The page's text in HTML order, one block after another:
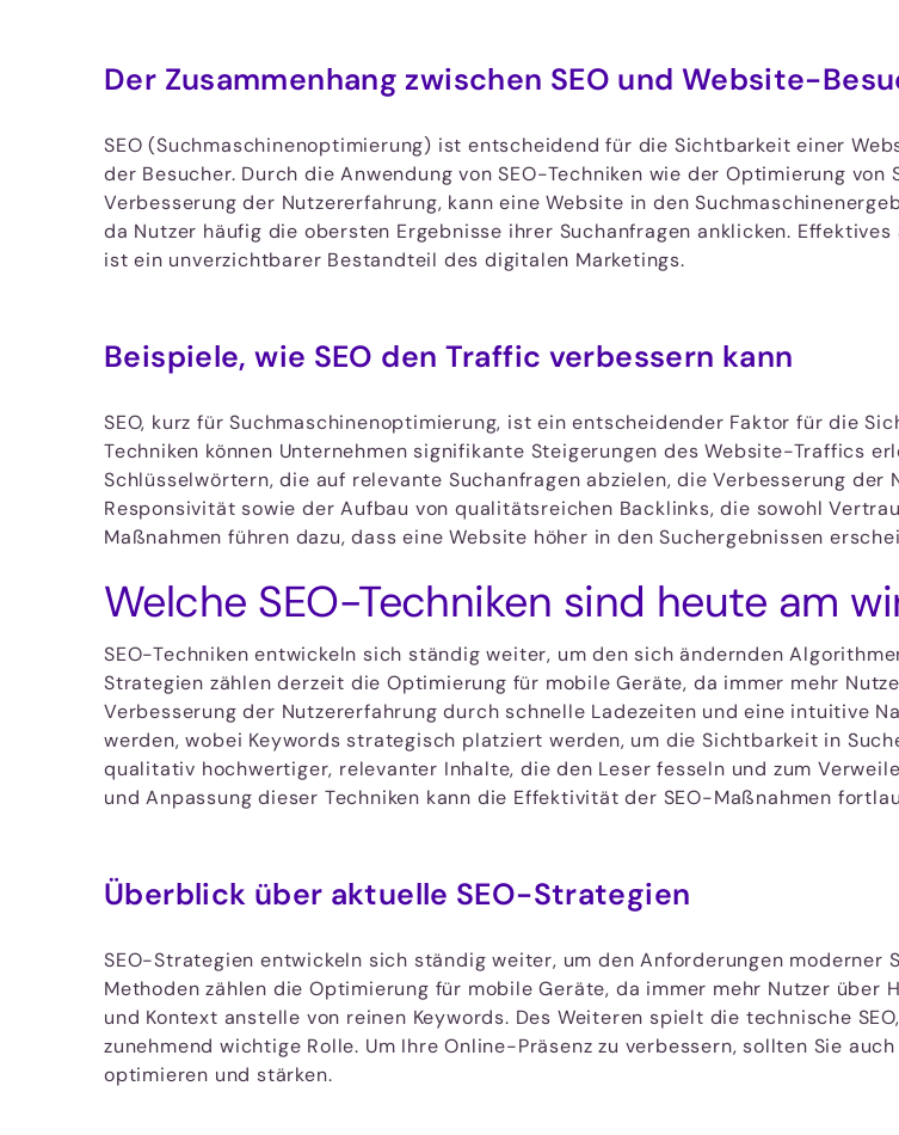
Der Zusammenhang zwischen SEO und Website-
SEO (Suchmaschinenoptimierung) ist entscheidend für die Sichtbarkeit einer
der Besucher. Durch die Anwendung von SEO-Techniken wie der Optimierung
Verbesserung der Nutzererfahrung, kann eine Website in den
da Nutzer häufig die obersten Ergebnisse ihrer Suchanfragen anklicken.
ist ein unverzichtbarer Bestandteil des digitalen Marketings.
Beispiele, wie SEO den Traffic verbessern kann
SEO, kurz für Suchmaschinenoptimierung, ist ein entscheidender Faktor für die
Techniken können Unternehmen signifikante Steigerungen des Website-Traffics
Schlüsselwörtern, die auf relevante Suchanfragen abzielen, die Verbesserung
Responsivität sowie der Aufbau von qualitätsreichen Backlinks, die sowohl
Maßnahmen führen dazu, dass eine Website höher in den Suchergebnissen
Welche SEO-Techniken sind heute am
SEO-Techniken entwickeln sich ständig weiter, um den sich ändernden
Strategien zählen derzeit die Optimierung für mobile Geräte, da immer mehr
Verbesserung der Nutzererfahrung durch schnelle Ladezeiten und eine intuitive
werden, wobei Keywords strategisch platziert werden, um die Sichtbarkeit in
qualitativ hochwertiger, relevanter Inhalte, die den Leser fesseln und zum
und Anpassung dieser Techniken kann die Effektivität der SEO-Maßnahmen
Überblick über aktuelle SEO-Strategien
SEO-Strategien entwickeln sich ständig weiter, um den Anforderungen moderner
Methoden zählen die Optimierung für mobile Geräte, da immer mehr Nutzer über
und Kontext anstelle von reinen Keywords. Des Weiteren spielt die technische
zunehmend wichtige Rolle. Um Ihre Online-Präsenz zu verbessern, sollten Sie
optimieren und stärken.